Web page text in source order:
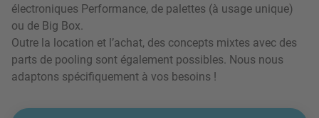
électroniques Performance, de palettes (à usage unique)
ou de Big Box.
Outre la location et l’achat, des concepts mixtes avec des
parts de pooling sont également possibles. Nous nous
adaptons spécifiquement à vos besoins !